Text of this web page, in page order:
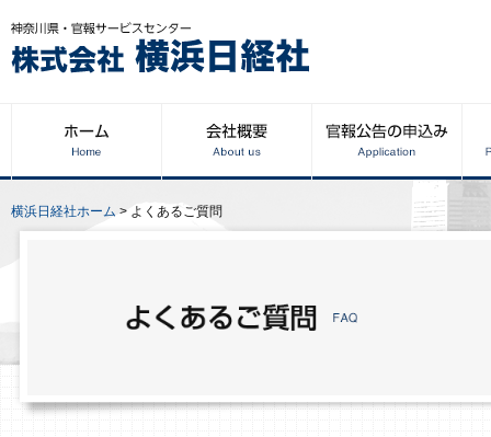
横浜日経社ホーム > よくあるご質問